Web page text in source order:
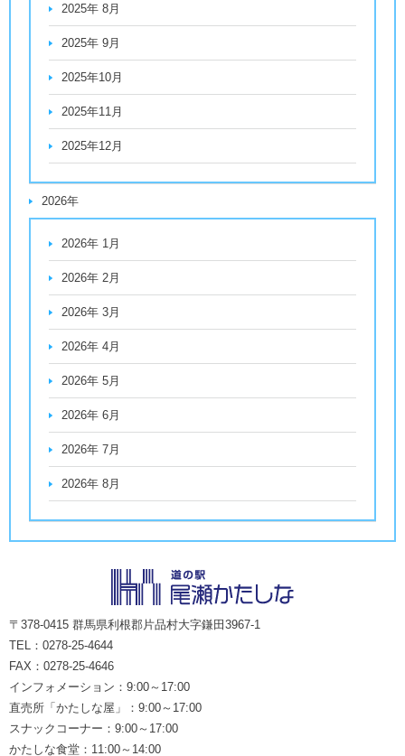
2025年 8月
2025年 9月
2025年10月
2025年11月
2025年12月
2026年
2026年 1月
2026年 2月
2026年 3月
2026年 4月
2026年 5月
2026年 6月
2026年 7月
2026年 8月
〒378-0415 群馬県利根郡片品村大字鎌田3967-1
TEL：0278-25-4644
FAX：0278-25-4646
インフォメーション：9:00～17:00
直売所「かたしな屋」：9:00～17:00
スナックコーナー：9:00～17:00
かたしな食堂：11:00～14:00